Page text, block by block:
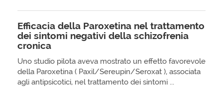
Efficacia della Paroxetina nel trattamento
dei sintomi negativi della schizofrenia
cronica
Uno studio pilota aveva mostrato un effetto favorevole
della Paroxetina ( Paxil/Sereupin/Seroxat ), associata
agli antipsicotici, nel trattamento dei sintomi ...